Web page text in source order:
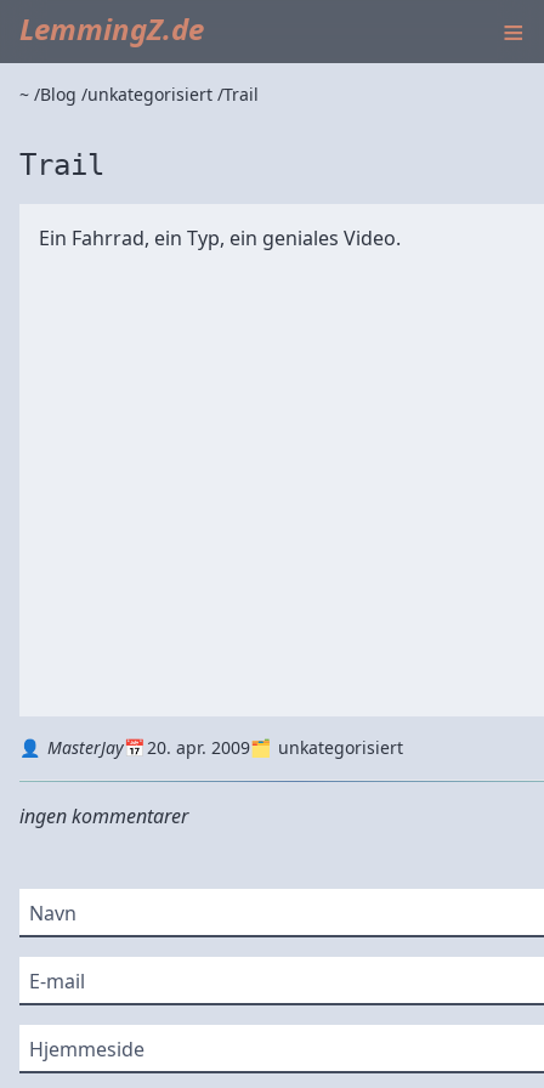
LemmingZ.de ≡
~ Blog unkategorisiert Trail
Trail
Ein Fahrrad, ein Typ, ein geniales Video.
AutorMasterJay
Datum 20. apr. 2009
Kategorie unkategorisiert
ingen kommentarer
Navn
E-mail
Hjemmeside